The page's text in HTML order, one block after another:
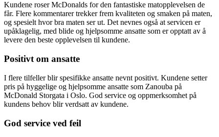
Kundene roser McDonalds for den fantastiske matopplevelsen de
får. Flere kommentarer trekker frem kvaliteten og smaken på maten,
og spesielt hvor bra maten ser ut. Det nevnes også at servicen er
upåklagelig, med blide og hjelpsomme ansatte som er opptatt av å
levere den beste opplevelsen til kundene.
Positivt om ansatte
I flere tilfeller blir spesifikke ansatte nevnt positivt. Kundene setter
pris på hyggelige og hjelpsomme ansatte som Zanouba på
McDonald Storgata i Oslo. God service og oppmerksomhet på
kundens behov blir verdsatt av kundene.
God service ved feil